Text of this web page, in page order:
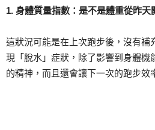
1. 身體質量指數：是不是體重從昨天
這狀況可能是在上次跑步後，沒有補
現「脫水」症狀，除了影響到身體機
的精神，而且還會讓下一次的跑步效